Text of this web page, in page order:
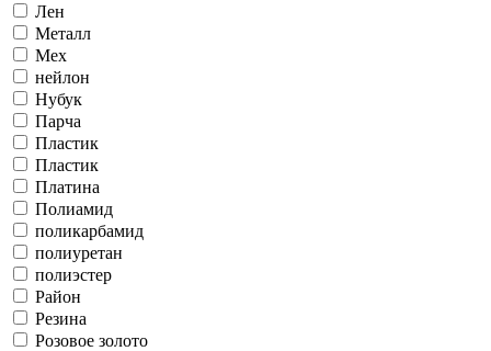
Лен
Металл
Мех
нейлон
Нубук
Парча
Пластик
Пластик
Платина
Полиамид
поликарбамид
полиуретан
полиэстер
Район
Резина
Розовое золото